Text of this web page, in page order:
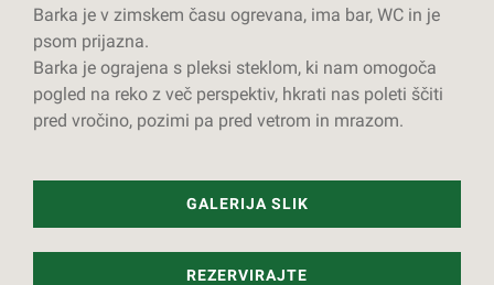
Barka je v zimskem času ogrevana, ima bar, WC in je
psom prijazna.
Barka je ograjena s pleksi steklom, ki nam omogoča
pogled na reko z več perspektiv, hkrati nas poleti ščiti
pred vročino, pozimi pa pred vetrom in mrazom.
GALERIJA SLIK
REZERVIRAJTE